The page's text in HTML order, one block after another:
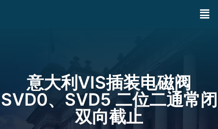
意大利VIS插装电磁阀
SVD0、SVD5 二位二通常闭
双向截止